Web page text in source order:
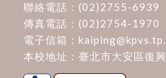
聯絡電話： (02)2755-6939
傳真電話：(02)2754-1970
電子信箱：
本校地址： 臺北市大安區復